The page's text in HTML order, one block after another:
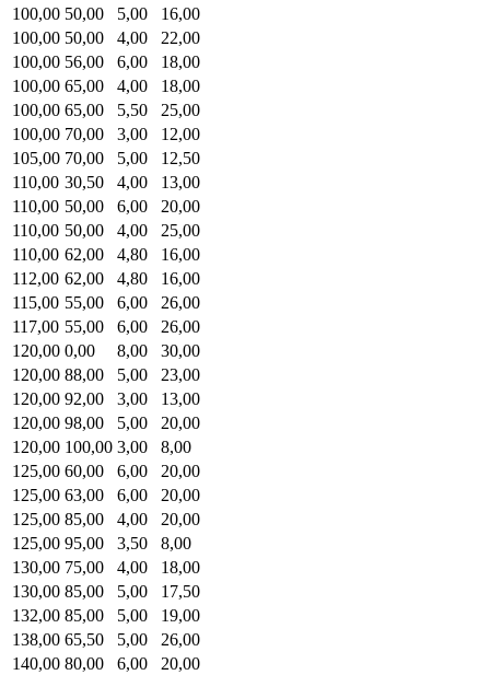
100,00 50,00 5,00
16,00
100,00 50,00 4,00
22,00
100,00 56,00 6,00
18,00
100,00 65,00 4,00
18,00
100,00 65,00 5,50
25,00
100,00 70,00 3,00
12,00
105,00 70,00 5,00
12,50
110,00 30,50 4,00
13,00
110,00 50,00 6,00
20,00
110,00 50,00 4,00
25,00
110,00 62,00 4,80
16,00
112,00 62,00 4,80
16,00
115,00 55,00 6,00
26,00
117,00 55,00 6,00
26,00
120,00 0,00 8,00
30,00
120,00 88,00 5,00
23,00
120,00 92,00 3,00
13,00
120,00 98,00 5,00
20,00
120,00 100,00 3,00
8,00
125,00 60,00 6,00
20,00
125,00 63,00 6,00
20,00
125,00 85,00 4,00
20,00
125,00 95,00 3,50
8,00
130,00 75,00 4,00
18,00
130,00 85,00 5,00
17,50
132,00 85,00 5,00
19,00
138,00 65,50 5,00
26,00
140,00 80,00 6,00
20,00